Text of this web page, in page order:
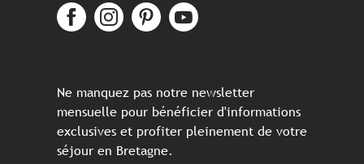
Ne manquez pas notre newsletter
mensuelle pour bénéficier d'informations
exclusives et profiter pleinement de votre
séjour en Bretagne.